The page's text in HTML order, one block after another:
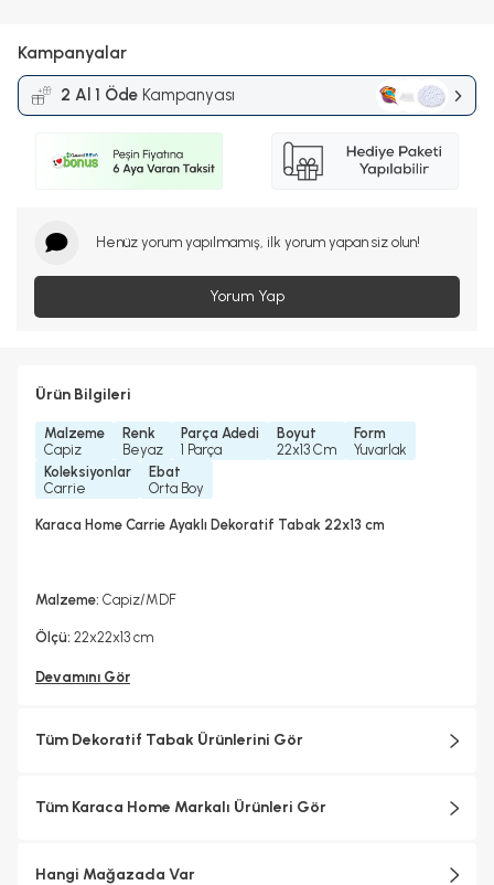
Kampanyalar
2 Al 1 Öde Kampanyası
Henüz yorum yapılmamış, ilk yorum yapan siz olun!
Yorum Yap
Ürün Bilgileri
Malzeme
Capiz
Renk
Beyaz
Parça Adedi
1 Parça
Boyut
22x13 Cm
Form
Yuvarlak
Koleksiyonlar
Carrie
Ebat
Orta Boy
Karaca Home Carrie Ayaklı Dekoratif Tabak 22x13 cm
Malzeme: Capiz/MDF
Ölçü: 22x22x13 cm
Devamını Gör
Tüm Dekoratif Tabak Ürünlerini Gör
Tüm Karaca Home Markalı Ürünleri Gör
Hangi Mağazada Var